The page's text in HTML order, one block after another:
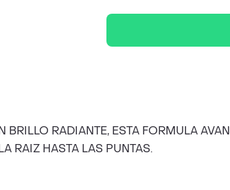
RADIANTE, ESTA FORMULA
RAIZ HASTA LAS PUNTAS.